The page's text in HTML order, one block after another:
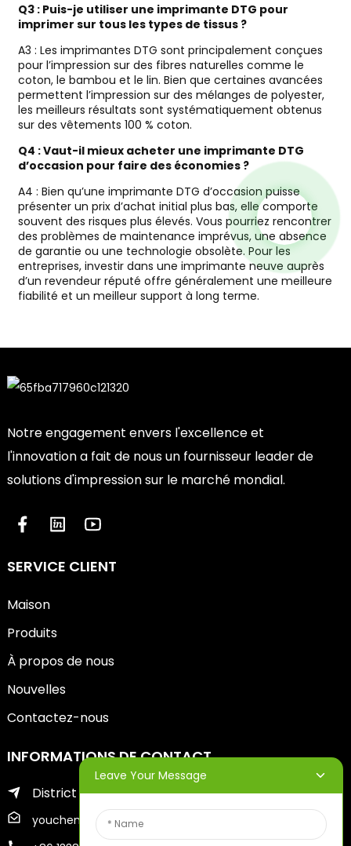
Q3 : Puis-je utiliser une imprimante DTG pour
imprimer sur tous les types de tissus ?
A3 : Les imprimantes DTG sont principalement conçues
pour l’impression sur des fibres naturelles comme le
coton, le bambou et le lin. Bien que certaines avancées
permettent l’impression sur des mélanges de polyester,
les meilleurs résultats sont systématiquement obtenus
sur des vêtements 100 % coton.
Q4 : Vaut-il mieux acheter une imprimante DTG
d’occasion pour faire des économies ?
A4 : Bien qu’une imprimante DTG d’occasion puisse
présenter un prix d’achat initial plus bas, elle comporte
souvent des risques plus élevés. Vous pourriez rencontrer
des problèmes de maintenance imprévus, une absence
de garantie ou une technologie obsolète. Pour les
entreprises, investir dans une imprimante neuve auprès
d’un revendeur réputé offre généralement une meilleure
fiabilité et un meilleur support à long terme.
Notre engagement envers l'excellence et
l'innovation a fait de nous un fournisseur leader de
solutions d'impression sur le marché mondial.
SERVICE CLIENT
Maison
Produits
À propos de nous
Nouvelles
Contactez-nous
INFORMATIONS DE CONTACT
District de Zhifu de la ville de Yantai
youcheng@ytscreenprinter.com
Leave Your Message